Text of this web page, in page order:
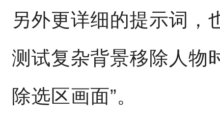
另外更详细的提示词，
测试复杂背景移除人物
除选区画面”。